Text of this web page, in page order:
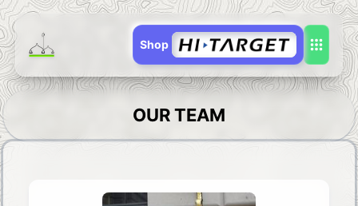
Shop
OUR TEAM